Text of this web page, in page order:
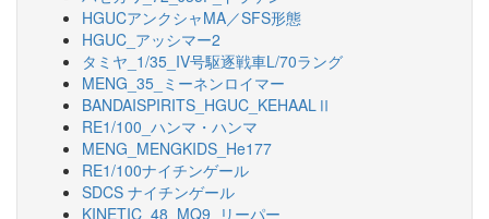
HGUCアンクシャMA／SFS形態
HGUC_アッシマー2
タミヤ_1/35_IV号駆逐戦車L/70ラング
MENG_35_ミーネンロイマー
BANDAISPIRITS_HGUC_KEHAALⅡ
RE1/100_ハンマ・ハンマ
MENG_MENGKIDS_He177
RE1/100ナイチンゲール
SDCS ナイチンゲール
KINETIC_48_MQ9_リーパー